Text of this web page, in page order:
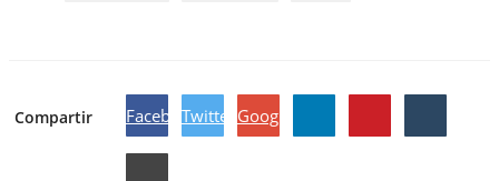
Compartir FacebookTwitter Google